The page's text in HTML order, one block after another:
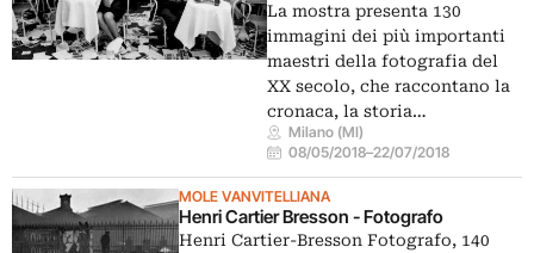
La mostra presenta 130
immagini dei più importanti
maestri della fotografia del
XX secolo, che raccontano la
cronaca, la storia…
Milano (MI)
08/05/2018–22/07/2018
MOLE VANVITELLIANA
Henri Cartier Bresson - Fotografo
Henri Cartier-Bresson Fotografo, 140